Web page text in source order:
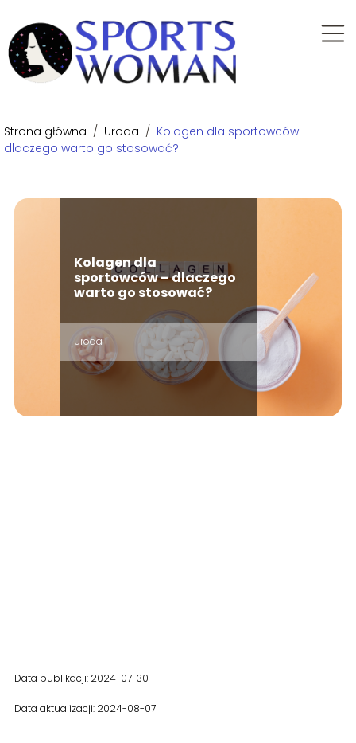
Strona główna / Uroda / Kolagen dla sportowców –
dlaczego warto go stosować?
Kolagen dla
sportowców – dlaczego
warto go stosować?
Uroda
Data publikacji: 2024-07-30
Data aktualizacji: 2024-08-07